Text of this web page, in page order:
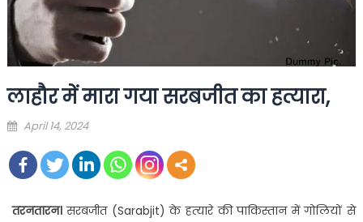
लाहौर में मारा गया सरबजीत का हत्यारा,
Posted
April 14, 2024
तरनतारन।सरबजीत (Sarabjit) के हत्‍यारे की पाकिस्‍तान में गोलियों से